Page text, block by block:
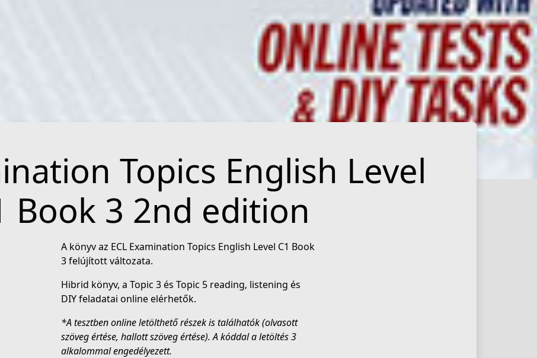
Topics English Level
Book 3 2nd edition
A könyv az ECL Examination Topics English Level C1 Book
3 felújított változata.
Hibrid könyv, a Topic 3 és Topic 5 reading, listening és
DIY feladatai online elérhetők.
*A tesztben online letölthető részek is találhatók (olvasott
szöveg értése, hallott szöveg értése). A kóddal a letöltés 3
alkalommal engedélyezett.